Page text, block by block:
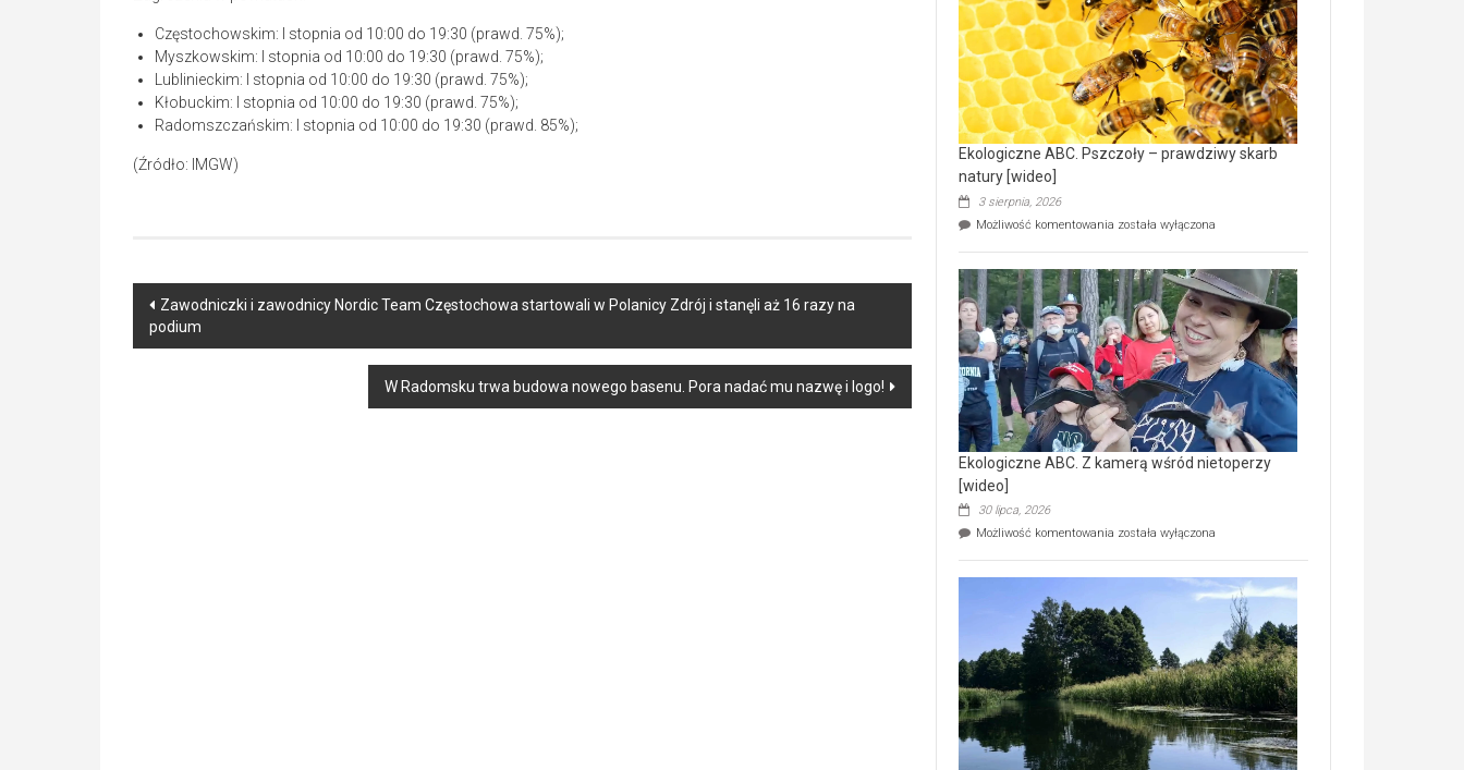
Częstochowskim: I stopnia od 10:00 do 19:30 (prawd. 75%);
Myszkowskim: I stopnia od 10:00 do 19:30 (prawd. 75%);
Lublinieckim: I stopnia od 10:00 do 19:30 (prawd. 75%);
Kłobuckim: I stopnia od 10:00 do 19:30 (prawd. 75%);
Radomszczańskim: I stopnia od 10:00 do 19:30 (prawd. 85%);
(Źródło: IMGW)
Post
navigation
Zawodniczki i zawodnicy Nordic Team Częstochowa startowali w Polanicy Zdrój i stanęli aż 16 razy na
podium
W Radomsku trwa budowa nowego basenu. Pora nadać mu nazwę i logo!
dofinansowaniem
ponad
15,6
mln
na
modernizację
oczyszczalni
ścieków
[wideo]
Ekologiczne ABC. Pszczoły – prawdziwy skarb
natury [wideo]
3 sierpnia, 2026
Możliwość komentowania Ekologiczne
–
prawdziwy
skarb
natury
[wideo]
została wyłączona
Ekologiczne ABC. Z kamerą wśród nietoperzy
[wideo]
30 lipca, 2026
Możliwość komentowania Ekologiczne
wśród
nietoperzy
[wideo]
została wyłączona